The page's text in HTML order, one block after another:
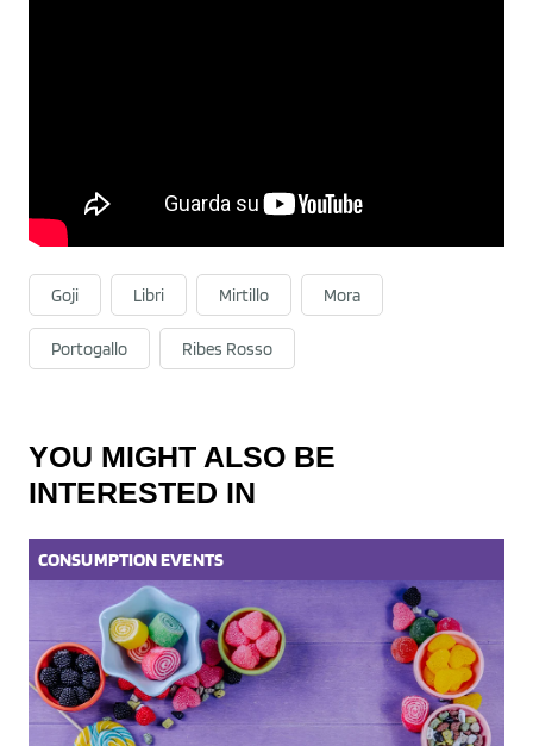
Goji Libri Mirtillo Mora
Portogallo Ribes Rosso
YOU MIGHT ALSO BE
INTERESTED IN
CONSUMPTIONEVENTS